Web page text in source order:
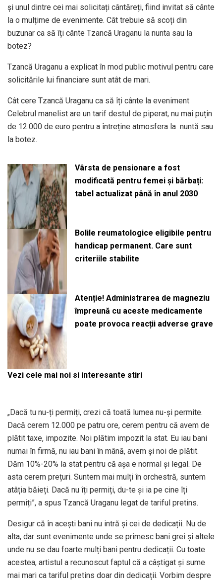
și unul dintre cei mai solicitați cântăreți, fiind invitat să cânte
la o mulțime de evenimente. Cât trebuie să scoți din
buzunar ca să îți cânte Tzancă Uraganu la nunta sau la
botez?
Tzancă Uraganu a explicat în mod public motivul pentru care
solicitările lui financiare sunt atât de mari.
Cât cere Tzancă Uraganu ca să îți cânte la eveniment
Celebrul manelist are un tarif destul de piperat, nu mai puțin
de 12.000 de euro pentru a întreține atmosfera la nuntă sau
la botez.
Vârsta de pensionare a fost
modificată pentru femei și bărbați:
tabel actualizat până în anul 2030
Bolile reumatologice eligibile pentru
handicap permanent. Care sunt
criteriile stabilite
Atenție! Administrarea de magneziu
împreună cu aceste medicamente
poate provoca reacții adverse grave
Vezi cele mai noi si interesante stiri
„Dacă tu nu-ți permiți, crezi că toată lumea nu-și permite.
Dacă cerem 12.000 pe patru ore, cerem pentru că avem de
plătit taxe, impozite. Noi plătim impozit la stat. Eu iau bani
numai în firmă, nu iau bani în mână, avem și noi de plătit.
Dăm 10%-20% la stat pentru că așa e normal și legal. De
asta cerem prețuri. Suntem mai mulți în orchestră, suntem
atâția băieți. Dacă nu îți permiți, du-te și ia pe cine îți
permiți”, a spus Tzancă Uraganu legat de tariful pretins.
Desigur că în acești bani nu intră și cei de dedicații. Nu de
alta, dar sunt evenimente unde se primesc bani grei și altele
unde nu se dau foarte mulți bani pentru dedicații. Cu toate
acestea, artistul a recunoscut faptul că a câștigat și sume
mai mari ca tariful pretins doar din dedicații. Vorbim despre